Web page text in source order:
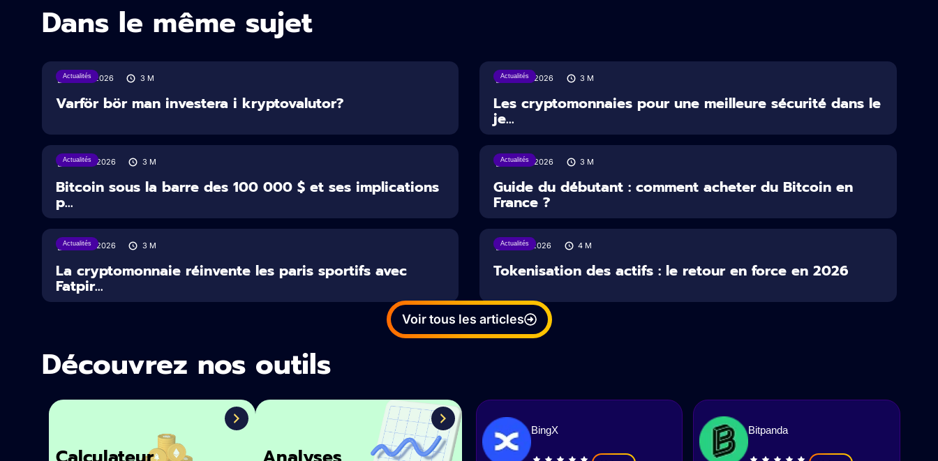
Dans le même sujet
Actualités
31/07/2026 3 M
Varför bör man investera i kryptovalutor?
Actualités
30/07/2026 3 M
Les cryptomonnaies pour une meilleure sécurité dans le
je...
Actualités
29/07/2026 3 M
Bitcoin sous la barre des 100 000 $ et ses implications
p...
Actualités
29/07/2026 3 M
Guide du débutant : comment acheter du Bitcoin en
France ?
Actualités
22/07/2026 3 M
La cryptomonnaie réinvente les paris sportifs avec
Fatpir...
Actualités
16/07/2026 4 M
Tokenisation des actifs : le retour en force en 2026
Voir tous les articles
Découvrez nos outils
BingX Bitpanda